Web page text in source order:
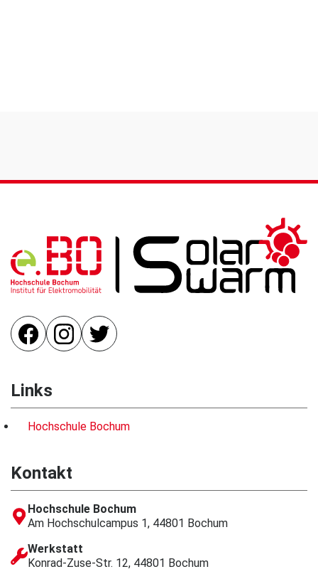
Links
Hochschule Bochum
Kontakt
Hochschule Bochum
Am Hochschulcampus 1, 44801 Bochum
Werkstatt
Konrad-Zuse-Str. 12, 44801 Bochum